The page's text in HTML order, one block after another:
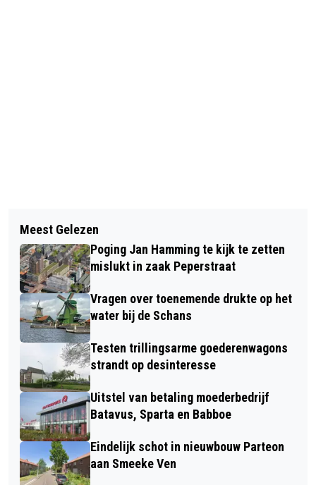
BESCHERMD LANDSCHAP GAAT OPEN
VOOR ONTWIKKELAARS
CYBEROPLICHTERS MAKEN
SLACHTOFFERS IN DE ZAANSTREEK
Meest Gelezen
Poging Jan Hamming te kijk te zetten
mislukt in zaak Peperstraat
Vragen over toenemende drukte op het
water bij de Schans
Testen trillingsarme goederenwagons
strandt op desinteresse
Uitstel van betaling moederbedrijf
Batavus, Sparta en Babboe
Eindelijk schot in nieuwbouw Parteon
aan Smeeke Ven